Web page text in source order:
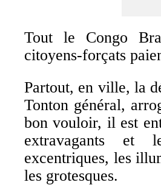
Tout le Congo
citoyens-forçats
Partout, en ville, la
Tonton général,
bon vouloir, il est
extravagants et
excentriques, les
les grotesques.